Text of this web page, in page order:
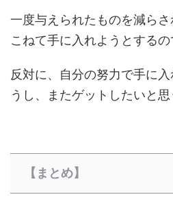
一度与えられたものを減ら
こねて手に入れようとするの
反対に、自分の努力で手に
うし、またゲットしたいと思
【まとめ】